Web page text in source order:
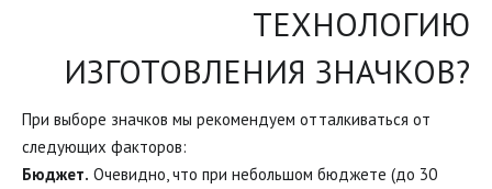
ТЕХНОЛОГИЮ
ИЗГОТОВЛЕНИЯ ЗНАЧКОВ?
При выборе значков мы рекомендуем отталкиваться от
следующих факторов:
Бюджет. Очевидно, что при небольшом бюджете (до 30